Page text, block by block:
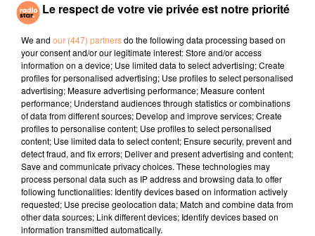
TOVE LO, STROMAE
Des Fleurs
BLUE ANGELE, JUSTICE
l'horoscope
Bélier Taureau Gémeaux
Le respect de votre vie privée est notre priorité
We and our (447) partnersdo the following data processing based on
your consent and/or our legitimate interest: Store and/or access
information on a device; Use limited data to select advertising; Create
profiles for personalised advertising; Use profiles to select personalised
advertising; Measure advertising performance; Measure content
performance; Understand audiences through statistics or combinations
of data from different sources; Develop and improve services; Create
profiles to personalise content; Use profiles to select personalised
content; Use limited data to select content; Ensure security, prevent and
detect fraud, and fix errors; Deliver and present advertising and content;
Save and communicate privacy choices. These technologies may
process personal data such as IP address and browsing data to offer
following functionalities: Identify devices based on information actively
requested; Use precise geolocation data; Match and combine data from
other data sources; Link different devices; Identify devices based on
information transmitted automatically.